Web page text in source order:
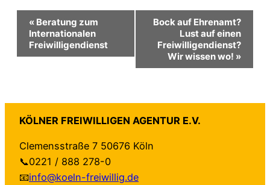
Veranstaltung-
Navigation
« Beratung zum
Internationalen
Freiwilligendienst
Bock auf Ehrenamt?
Lust auf einen
Freiwilligendienst?
Wir wissen wo! »
KÖLNER FREIWILLIGEN AGENTUR E.V.
Clemensstraße 7 50676 Köln
📞0221 / 888 278-0
📧info@koeln-freiwillig.de